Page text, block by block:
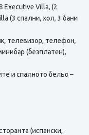
Executive Villa, (2
(3 спални, хол, 3 бани
телевизор, телефон,
(безплатен),
и спалното бельо –
(испански,